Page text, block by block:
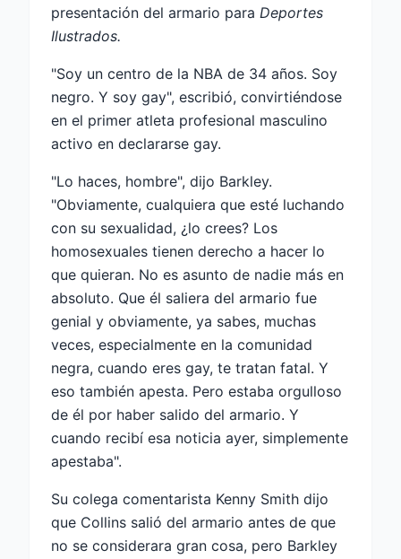
presentación del armario para Deportes
Ilustrados.
"Soy un centro de la NBA de 34 años. Soy
negro. Y soy gay", escribió, convirtiéndose
en el primer atleta profesional masculino
activo en declararse gay.
"Lo haces, hombre", dijo Barkley.
"Obviamente, cualquiera que esté luchando
con su sexualidad, ¿lo crees? Los
homosexuales tienen derecho a hacer lo
que quieran. No es asunto de nadie más en
absoluto. Que él saliera del armario fue
genial y obviamente, ya sabes, muchas
veces, especialmente en la comunidad
negra, cuando eres gay, te tratan fatal. Y
eso también apesta. Pero estaba orgulloso
de él por haber salido del armario. Y
cuando recibí esa noticia ayer, simplemente
apestaba".
Su colega comentarista Kenny Smith dijo
que Collins salió del armario antes de que
no se considerara gran cosa, pero Barkley